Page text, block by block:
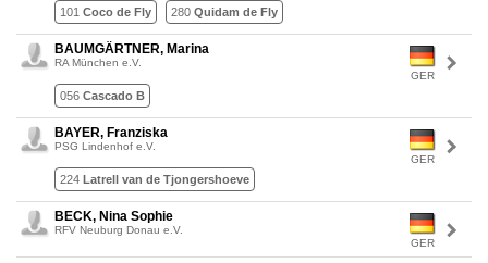
101 Coco de Fly 280 Quidam de Fly
GER
BAUMGÄRTNER, Marina
RA München e.V.
056 Cascado B
GER
BAYER, Franziska
PSG Lindenhof e.V.
224 Latrell van de Tjongershoeve
GER
BECK, Nina Sophie
RFV Neuburg Donau e.V.